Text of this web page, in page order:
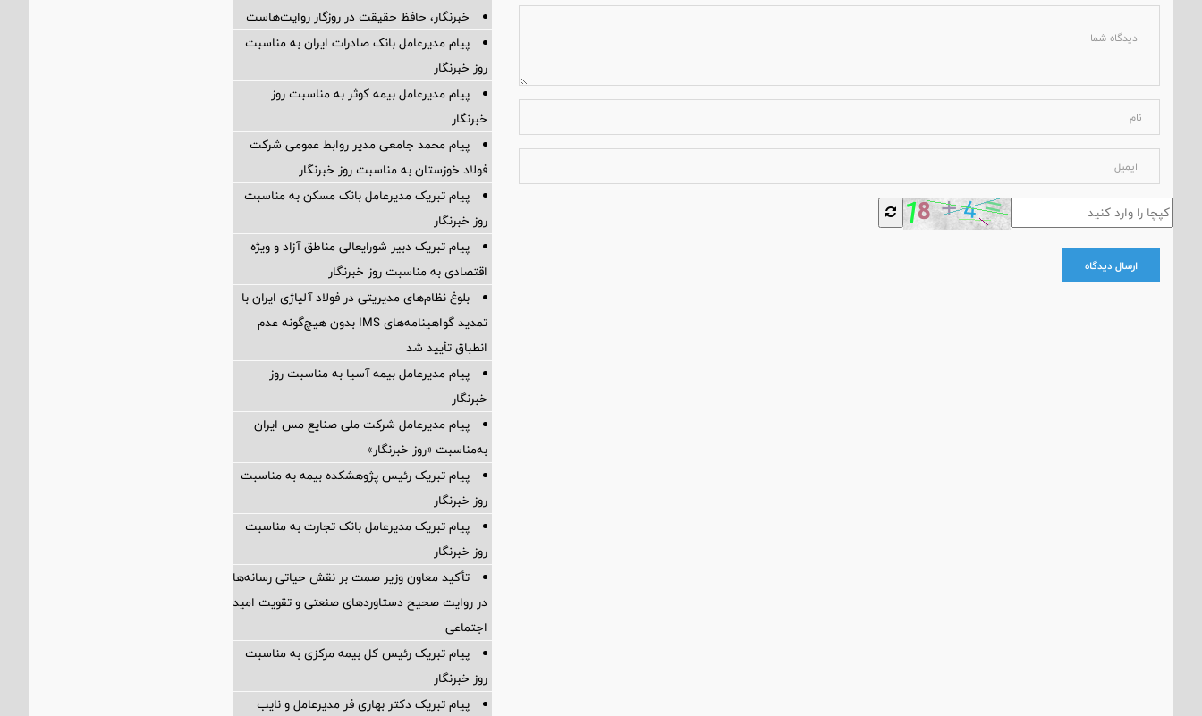
ارسال دیدگاه
خبرنگار، حافظ حقیقت در روزگار روایت‌هاست
پیام مدیرعامل بانک صادرات ایران به مناسبت
روز خبرنگار
پیام مدیرعامل بیمه کوثر به مناسبت روز
خبرنگار
پیام محمد جامعی مدیر روابط عمومی شرکت
فولاد خوزستان به مناسبت روز خبرنگار
پیام تبریک مدیرعامل بانک مسکن به مناسبت
روز خبرنگار
پیام تبریک دبیر شورایعالی مناطق آزاد و ویژه
اقتصادی به مناسبت روز خبرنگار
بلوغ نظام‌های مدیریتی در فولاد آلیاژی ایران با
تمدید گواهینامه‌های IMS بدون هیچ‌گونه عدم
انطباق تأیید شد
پیام مدیرعامل بیمه آسیا به مناسبت روز
خبرنگار
پیام مدیرعامل شرکت ملی صنایع مس ایران
به‌مناسبت «روز خبرنگار»
پیام تبریک رئیس پژوهشکده بیمه به مناسبت
روز خبرنگار
پیام تبریک مدیرعامل بانک تجارت به مناسبت
روز خبرنگار
تأکید معاون وزیر صمت بر نقش حیاتی رسانه‌ها
در روایت صحیح دستاوردهای صنعتی و تقویت امید
اجتماعی
پیام تبریک رئیس کل بیمه مرکزی به مناسبت
روز خبرنگار
پیام تبریک دکتر بهاری فر مدیرعامل و نایب